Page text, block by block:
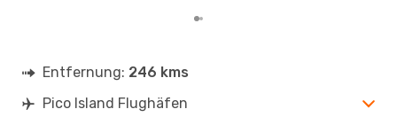
Entfernung: 246 kms
Pico Island Flughäfen